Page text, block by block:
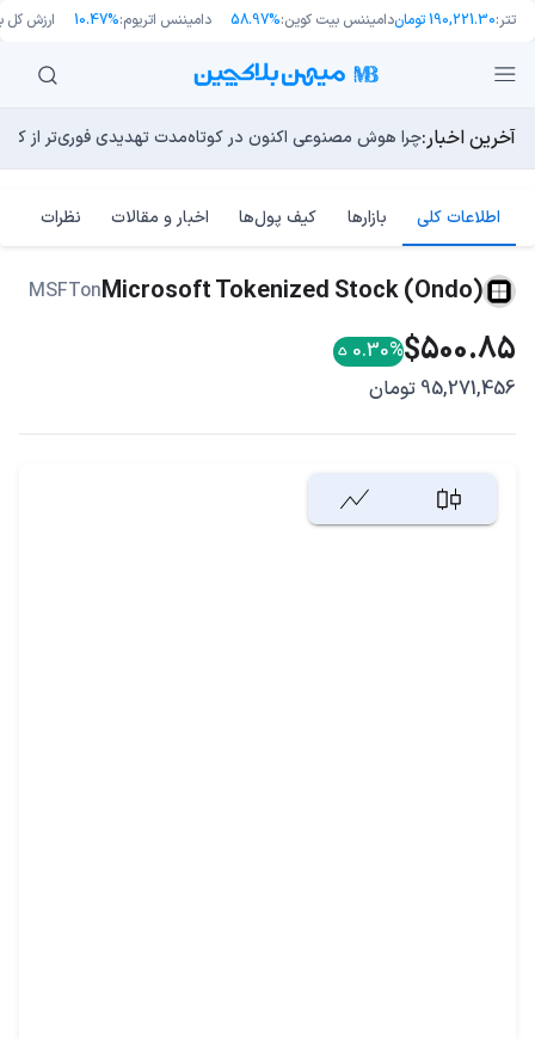
تتر:190,221.30 تومان دامیننس بیت کوین:58.97% دامیننس اتریوم:10.47% ارزش کل
آخرین اخبار:چرا هوش مصنوعی اکنون در کوتاه‌مدت تهدیدی فوری‌تر از
مایکل ترپین: متاسفم، بیت‌کوین به سمت ۴۳,۵۰۰ دلار در حال سقوط است
توسعه‌دهندگان بیت‌کوین ۸۵ باگ بحرانی را در یک وضعیت «فوق‌العاده بد» شناسایی کردند
اوج‌گیری طلا با تقاضای چین؛ چرا قیمت بیت کوین در ۶۴ هزار دلار درجا می‌زند؟
بدترین نمودار برای گاوهای بیت کوین؛ آیا دوران رالی‌های
اطلاعات کلی بازارها کیف پول‌ها اخبار و مقالات نظرات
Microsoft Tokenized Stock (Ondo)
MSFTon
$500.85
0.30%
95,271,456 تومان